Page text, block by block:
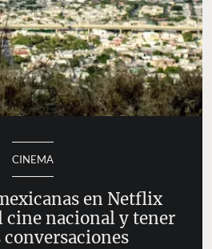
CINEMA
en Netflix
cine nacional y tener
conversaciones